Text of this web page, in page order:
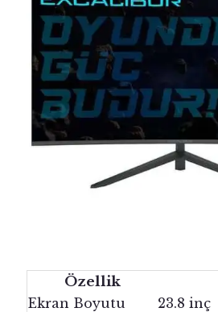
Özellik
Ekran Boyutu
23.8 inç